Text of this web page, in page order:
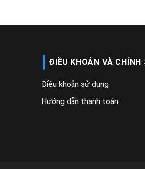
ĐIỀU KHOẢN VÀ CHÍNH
Điều khoản sử dụng
Hướng dẫn thanh toán